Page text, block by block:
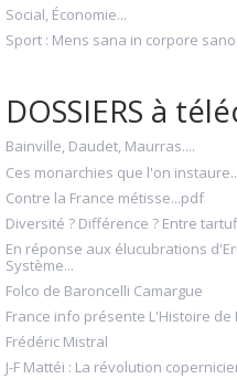
Social, Économie...
Sport : Mens sana in corpore sano
DOSSIERS à
Bainville, Daudet, Maurras....
Ces monarchies que l'on
Contre la France métisse...pdf
Diversité ? Différence ? Entre
En réponse aux élucubrations
Système...
Folco de Baroncelli Camargue
France info présente L'Histoire de
Frédéric Mistral
J-F Mattéi : La révolution